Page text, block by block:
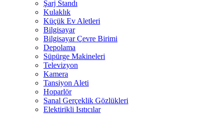
Şarj Standı
Kulaklık
Küçük Ev Aletleri
Bilgisayar
Bilgisayar Çevre Birimi
Depolama
Süpürge Makineleri
Televizyon
Kamera
Tansiyon Aleti
Hoparlör
Sanal Gerçeklik Gözlükleri
Elektirikli Isıtıcılar